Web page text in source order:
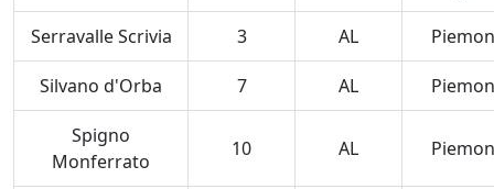
Serravalle Scrivia 3 AL
Silvano d'Orba 7 AL
Spigno
Monferrato
10 AL